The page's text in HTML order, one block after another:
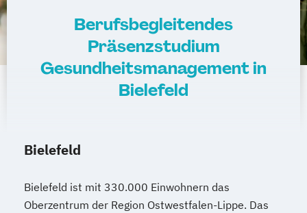
Berufsbegleitendes
Präsenzstudium
Gesundheitsmanagement in
Bielefeld
Bielefeld
Bielefeld ist mit 330.000 Einwohnern das
Oberzentrum der Region Ostwestfalen-Lippe. Das